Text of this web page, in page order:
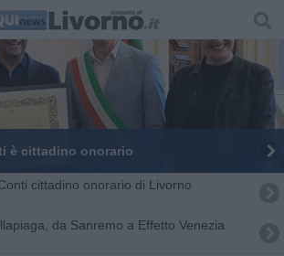
è cittadino onorario
cittadino onorario di Livorno
da Sanremo a Effetto Venezia